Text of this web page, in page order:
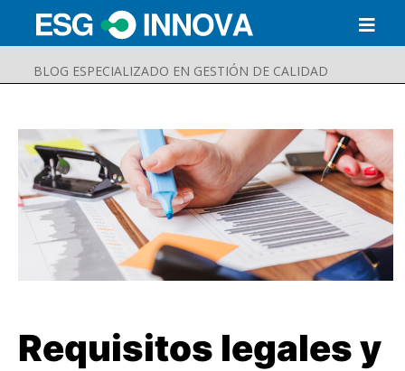
BLOG ESPECIALIZADO EN GESTIÓN DE CALIDAD
Buscar Enviar
Requisitos legales y